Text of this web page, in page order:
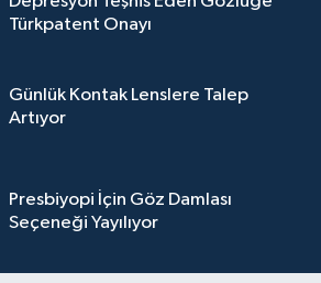
Türkpatent Onayı
Günlük Kontak Lenslere Talep
Artıyor
Presbiyopi İçin Göz Damlası
Seçeneği Yayılıyor